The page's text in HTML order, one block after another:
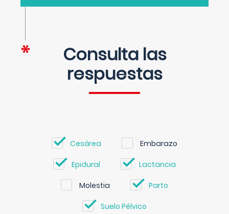
Consulta las
respuestas
Cesárea Embarazo
Epidural Lactancia
Molestia Parto
Suelo Pélvico